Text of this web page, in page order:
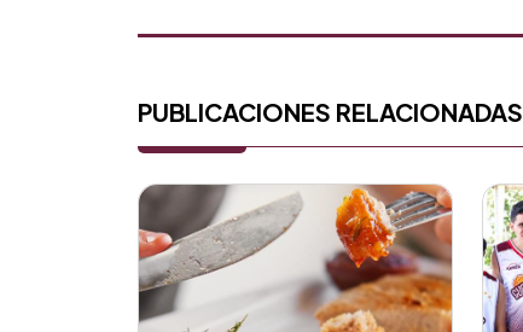
PUBLICACIONES RELACIONADAS